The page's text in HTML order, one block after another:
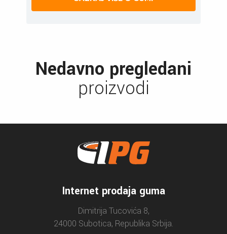
Nedavno pregledani
proizvodi
Internet prodaja guma
Dimitrija Tucovića 8,
24000 Subotica, Republika Srbija.